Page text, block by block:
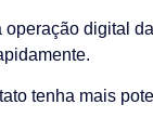
digital
tenha mais